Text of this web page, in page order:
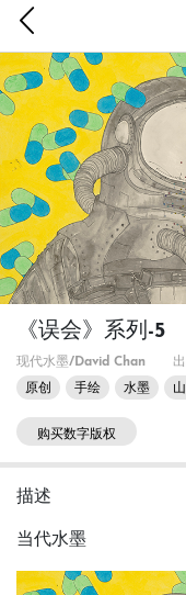
《误会》系列-5
现代水墨/David Chan
原创
手绘 水墨
购买数字版权
描述
当代水墨